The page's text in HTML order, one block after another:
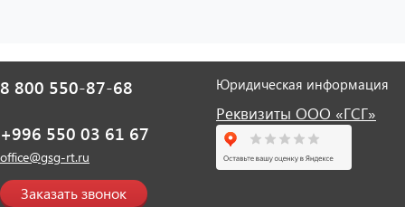
8 800 550-87-68
+996 550 03 61 67
office@gsg-rt.ru
Заказать звонок
Юридическая информация
Реквизиты ООО «ГСГ»